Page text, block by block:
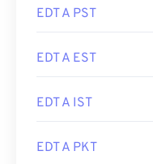
EDT A PST
EDT A EST
EDT A IST
EDT A PKT